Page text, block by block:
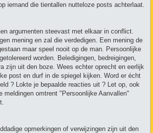
iemand die tientallen nutteloze posts achterlaat.
argumenten steevast met elkaar in conflict.
mening en zal die verdedigen. Een mening de
maar speel nooit op de man. Persoonlijke
worden. Beledigingen, bedreigingen,
zijn uit den boze. Wees echter oprecht en eerlijk
post en durf in de spiegel kijken. Word er écht
? Lokte je bepaalde reacties uit ? Let op, ook
meldingen omtrent "Persoonlijke Aanvallen"
opmerkingen of verwijzingen zijn uit den